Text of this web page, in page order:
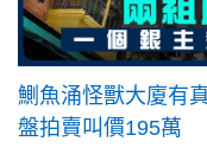
鰂魚涌怪獸大廈有
盤拍賣叫價195萬